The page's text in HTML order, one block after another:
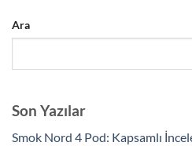
Ara
Son Yazılar
Smok Nord 4 Pod: Kapsamlı